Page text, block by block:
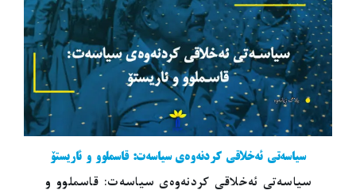
سیاسەتی ئەخلاقی کردنەوەی سیاسەت: قاسملوو و ئاریستۆ
سیاسەتی ئەخلاقی کردنەوەی سیاسەت: قاسملوو و